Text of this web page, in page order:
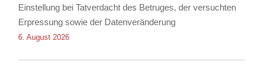
Einstellung bei Tatverdacht des Betruges, der versuchten
Erpressung sowie der Datenveränderung
6. August 2026